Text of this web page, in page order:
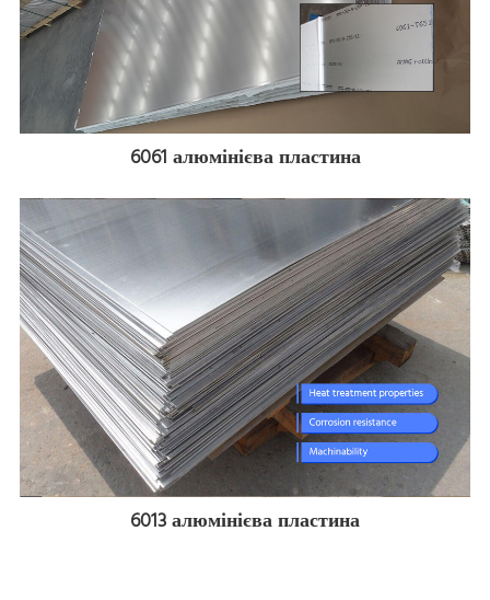
6061 алюмінієва пластина
6013 алюмінієва пластина